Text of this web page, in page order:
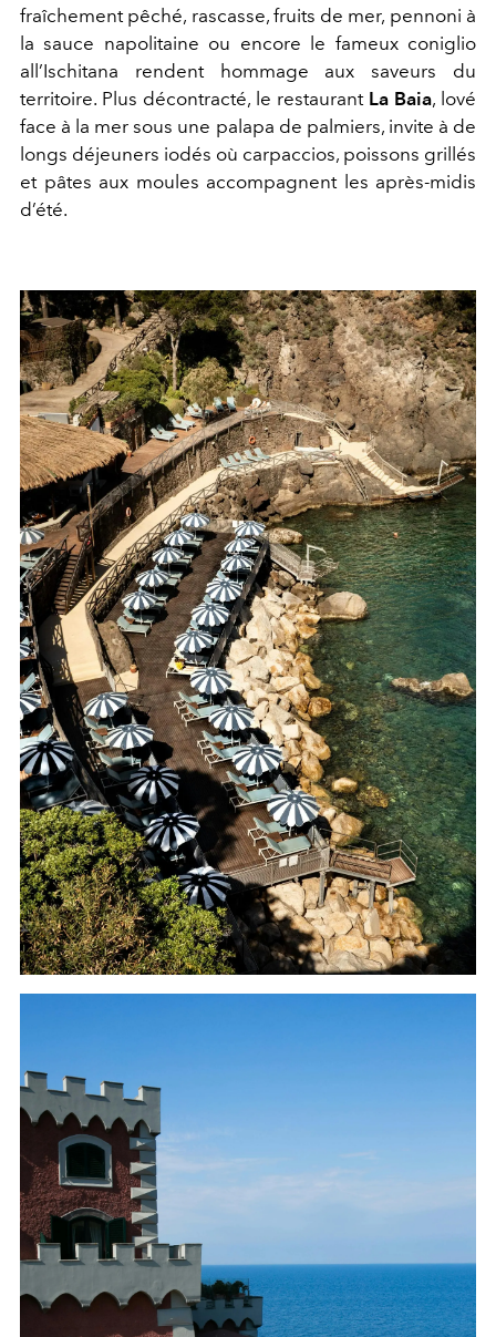
fraîchement pêché, rascasse, fruits de mer, pennoni à
la sauce napolitaine ou encore le fameux coniglio
all’Ischitana rendent hommage aux saveurs du
territoire. Plus décontracté, le restaurant La Baia, lové
face à la mer sous une palapa de palmiers, invite à de
longs déjeuners iodés où carpaccios, poissons grillés
et pâtes aux moules accompagnent les après-midis
d’été.